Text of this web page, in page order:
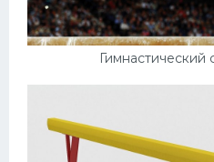
Гимнастический